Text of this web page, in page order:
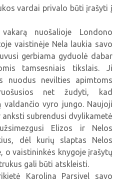
vardai privalo būti įrašyti į
nuošalioje Londono
vaistinėje Nela laukia savo
gerbiama gyduolė dabar
tamsesniais tikslais. Ji
nuodus nevilties apimtoms
net žudyti, kad
valdančio vyro jungo. Naujoji
subrendusi dvylikametė
Elizos ir Nelos
dėl kurių slaptas Nelos
o vaistininkės knygoje įrašytų
gali būti atskleisti.
Karolina Parsivel savo